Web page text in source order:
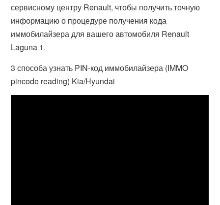
сервисному центру Renault, чтобы получить точную
информацию о процедуре получения кода
иммобилайзера для вашего автомобиля Renault
Laguna 1.
3 способа узнать PIN-код иммобилайзера (IMMO
pincode reading) Kia/Hyundai